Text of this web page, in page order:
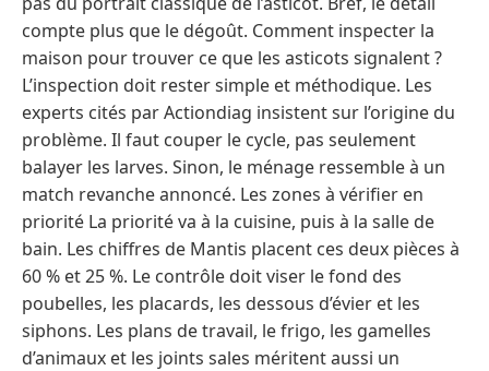
compte plus que le dégoût. Comment inspecter la
maison pour trouver ce que les asticots signalent ?
L’inspection doit rester simple et méthodique. Les
experts cités par Actiondiag insistent sur l’origine du
problème. Il faut couper le cycle, pas seulement
balayer les larves. Sinon, le ménage ressemble à un
match revanche annoncé. Les zones à vérifier en
priorité La priorité va à la cuisine, puis à la salle de
bain. Les chiffres de Mantis placent ces deux pièces à
60 % et 25 %. Le contrôle doit viser le fond des
poubelles, les placards, les dessous d’évier et les
siphons. Les plans de travail, le frigo, les gamelles
d’animaux et les joints sales méritent aussi un